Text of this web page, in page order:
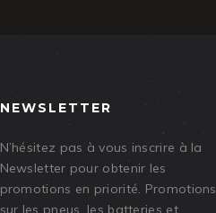
NEWSLETTER
N’hésitez pas à vous inscrire à la
Newsletter pour obtenir les
promotions en priorité. Promotions
sur les pneus, les batteries et